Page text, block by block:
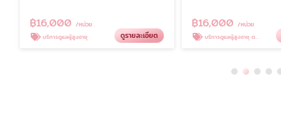
฿16,000 /หน่วย
บริการดูแลผู้สูงอายุ ดูรายละเอียด
฿16,000 /หน่วย
บริการดูแลผู้สูงอายุ ตามบ้าน